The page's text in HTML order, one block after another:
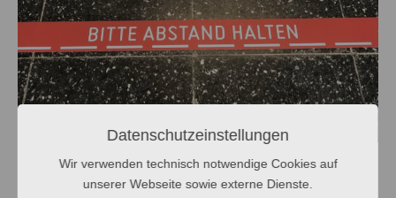
Neue Quarantäneregeln
/ VonSarah Pauls-Schuh
Datenschutzeinstellungen
Wir verwenden technisch notwendige Cookies auf
unserer Webseite sowie externe Dienste.